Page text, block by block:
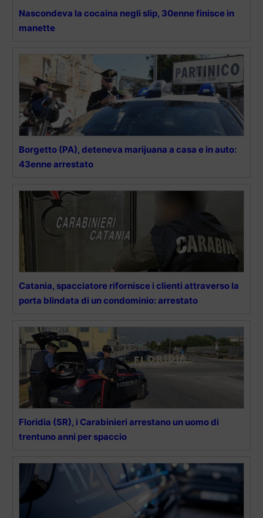
Nascondeva la cocaina negli slip, 30enne finisce in
manette
Borgetto (PA), deteneva marijuana a casa e in auto:
43enne arrestato
Catania, spacciatore rifornisce i clienti attraverso la
porta blindata di un condominio: arrestato
Floridia (SR), i Carabinieri arrestano un uomo di
trentuno anni per spaccio